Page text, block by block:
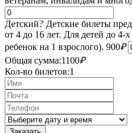
Детский? Детские билеты
от 4 до 16 лет. Для детей до 4-х
ребенок на 1 взрослого). 900₽
Общая сумма:1100₽
Кол-во билетов:1